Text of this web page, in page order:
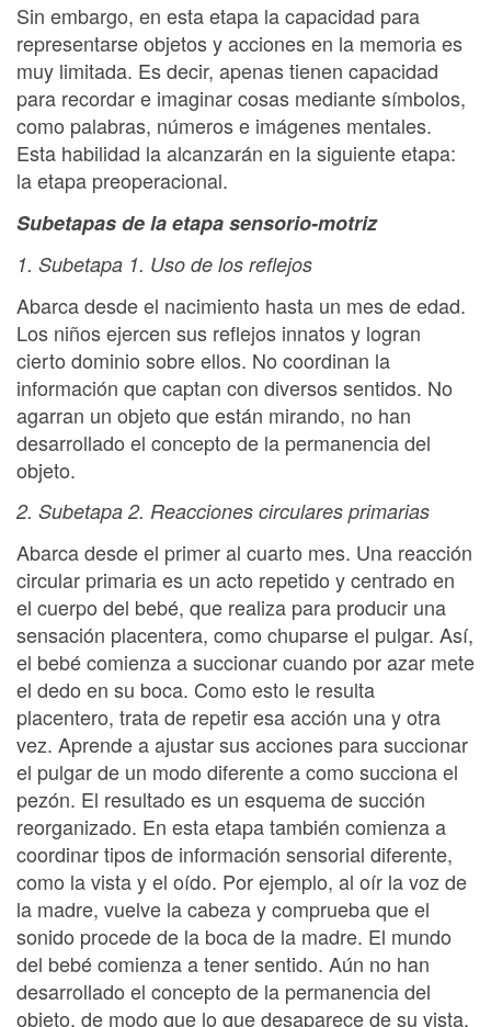
Sin embargo, en esta etapa la capacidad para
representarse objetos y acciones en la memoria es
muy limitada. Es decir, apenas tienen capacidad
para recordar e imaginar cosas mediante símbolos,
como palabras, números e imágenes mentales.
Esta habilidad la alcanzarán en la siguiente etapa:
la etapa preoperacional.
Subetapas de la etapa sensorio-motriz
1. Subetapa 1. Uso de los reflejos
Abarca desde el nacimiento hasta un mes de edad.
Los niños ejercen sus reflejos innatos y logran
cierto dominio sobre ellos. No coordinan la
información que captan con diversos sentidos. No
agarran un objeto que están mirando, no han
desarrollado el concepto de la permanencia del
objeto.
2. Subetapa 2. Reacciones circulares primarias
Abarca desde el primer al cuarto mes. Una reacción
circular primaria es un acto repetido y centrado en
el cuerpo del bebé, que realiza para producir una
sensación placentera, como chuparse el pulgar. Así,
el bebé comienza a succionar cuando por azar mete
el dedo en su boca. Como esto le resulta
placentero, trata de repetir esa acción una y otra
vez. Aprende a ajustar sus acciones para succionar
el pulgar de un modo diferente a como succiona el
pezón. El resultado es un esquema de succión
reorganizado. En esta etapa también comienza a
coordinar tipos de información sensorial diferente,
como la vista y el oído. Por ejemplo, al oír la voz de
la madre, vuelve la cabeza y comprueba que el
sonido procede de la boca de la madre. El mundo
del bebé comienza a tener sentido. Aún no han
desarrollado el concepto de la permanencia del
objeto, de modo que lo que desaparece de su vista,